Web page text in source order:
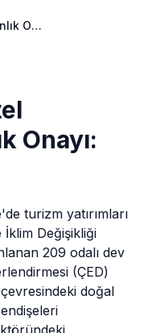
Alaçatı'ya Dev Otel Projesine Bakanlık Onayı: 209 Oda Yolda!
Onayı:
turizm yatırımları
İklim Değişikliği
209 odalı dev
(ÇED)
doğal